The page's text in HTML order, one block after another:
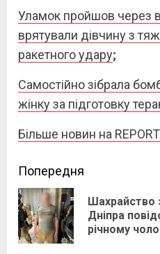
Уламок пройшов через
врятували дівчину з
ракетного удару;
Самостійно зібрала
жінку за підготовку
Більше новин на
Continue
Reading
Попередня
Шахрайство
Дніпра
річному